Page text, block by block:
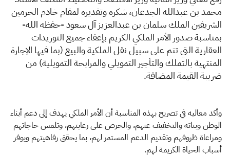
محمد بن عبدالله الجدعان، شكره وتقديره لمقام خادم الحرمين
الشريفين الملك سلمان بن عبدالعزيز آل سعود -حفظه الله-
بمناسبة صدور الأمر الملكي الكريم بإعفاء جميع التوريدات
العقارية التي تتم على سبيل نقل الملكية والبيع (بما فيها الإجارة
المنتهية بالتملك والتأجير التمويلي والمرابحة التمويلية) من
ضريبة القيمة المضافة.
وأكد معاليه في تصريح بهذه المناسبة أن الأمر الملكي يهدف إلى دعم أبناء
الوطن وبناته والتخفيف عنهم، والحرص على رعايتهم، وتلمس حاجاتهم
ومراعاة ظروفهم وتقديم الدعم المستمر لهم، بما يحقق رفاهيتهم ويوفر
أسباب الحياة الكريمة لهم.